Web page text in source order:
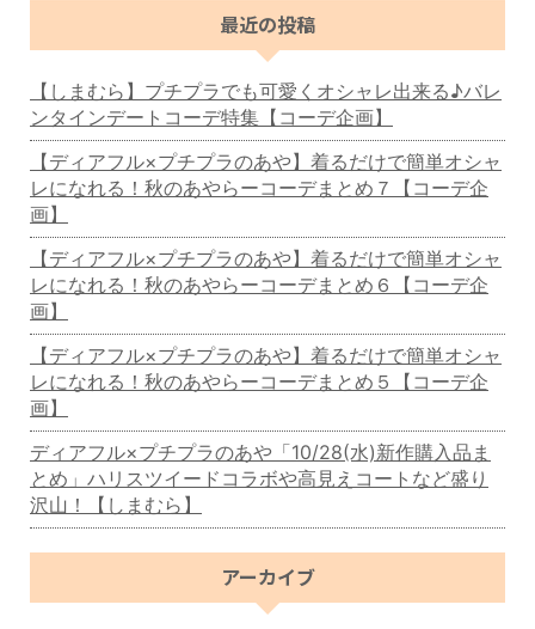
最近の投稿
【しまむら】プチプラでも可愛くオシャレ出来る♪バレ
ンタインデートコーデ特集【コーデ企画】
【ディアフル×プチプラのあや】着るだけで簡単オシャ
レになれる！秋のあやらーコーデまとめ７【コーデ企
画】
【ディアフル×プチプラのあや】着るだけで簡単オシャ
レになれる！秋のあやらーコーデまとめ６【コーデ企
画】
【ディアフル×プチプラのあや】着るだけで簡単オシャ
レになれる！秋のあやらーコーデまとめ５【コーデ企
画】
ディアフル×プチプラのあや「10/28(水)新作購入品ま
とめ」ハリスツイードコラボや高見えコートなど盛り
沢山！【しまむら】
アーカイブ